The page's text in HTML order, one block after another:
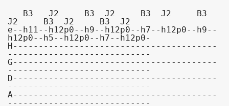
J2     B3  J2     B3  J2
e--h11--h12p0--h9--h12p0--h7--h12p0--h9--
h12p0--h5--h12p0--h7--h12p0-
H----------------------------------------
----------------------------
G----------------------------------------
----------------------------
D----------------------------------------
----------------------------
A----------------------------------------
----------------------------